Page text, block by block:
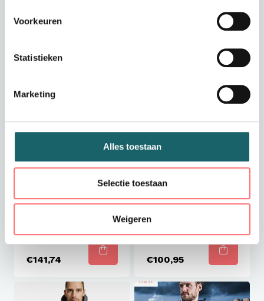
Voorkeuren
Statistieken
Marketing
Alles toestaan
Selectie toestaan
Weigeren
€141,74
Jacket dames
€141,74
Met logo mogelijk
Jobman Softshell
Jacket dames
€100,95